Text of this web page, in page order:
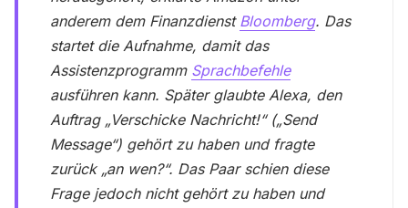
anderem dem Finanzdienst Bloomberg. Das
startet die Aufnahme, damit das
Assistenzprogramm Sprachbefehle
ausführen kann. Später glaubte Alexa, den
Auftrag „Verschicke Nachricht!“ („Send
Message“) gehört zu haben und fragte
zurück „an wen?“. Das Paar schien diese
Frage jedoch nicht gehört zu haben und